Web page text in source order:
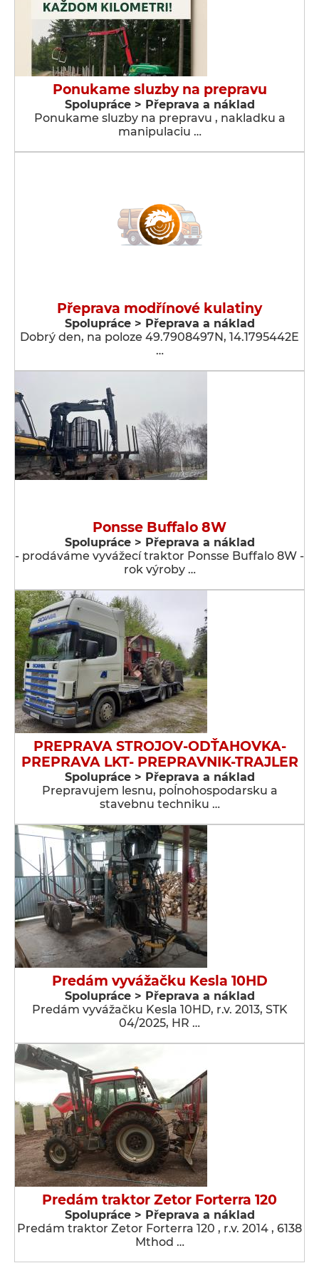
Ponukame sluzby na prepravu
Spolupráce > Přeprava a náklad
Ponukame sluzby na prepravu , nakladku a
manipulaciu …
Přeprava modřínové kulatiny
Spolupráce > Přeprava a náklad
Dobrý den, na poloze 49.7908497N, 14.1795442E
…
Ponsse Buffalo 8W
Spolupráce > Přeprava a náklad
- prodáváme vyvážecí traktor Ponsse Buffalo 8W -
rok výroby …
PREPRAVA STROJOV-ODŤAHOVKA-
PREPRAVA LKT- PREPRAVNIK-TRAJLER
Spolupráce > Přeprava a náklad
Prepravujem lesnu, poĺnohospodarsku a
stavebnu techniku …
Predám vyvážačku Kesla 10HD
Spolupráce > Přeprava a náklad
Predám vyvážačku Kesla 10HD, r.v. 2013, STK
04/2025, HR …
Predám traktor Zetor Forterra 120
Spolupráce > Přeprava a náklad
Predám traktor Zetor Forterra 120 , r.v. 2014 , 6138
Mthod …